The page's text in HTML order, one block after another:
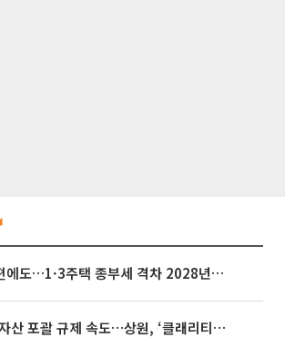
종부세 개편에도…1·3주택 종부세 격차 2028년부터 확대
미국, 가상자산 포괄 규제 속도…상원, ‘클래리티법’ 9월 절차투표 추진